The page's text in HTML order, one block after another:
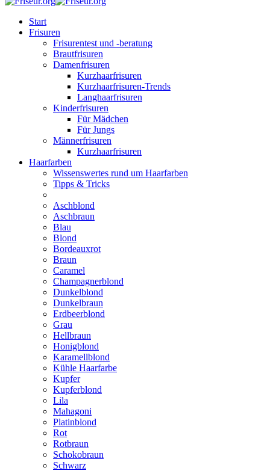
Start
Frisuren
Frisurentest und -beratung
Brautfrisuren
Damenfrisuren
Kurzhaarfrisuren
Kurzhaarfrisuren-Trends
Langhaarfrisuren
Kinderfrisuren
Für Mädchen
Für Jungs
Männerfrisuren
Kurzhaarfrisuren
Haarfarben
Wissenswertes rund um Haarfarben
Tipps & Tricks
Aschblond
Aschbraun
Blau
Blond
Bordeauxrot
Braun
Caramel
Champagnerblond
Dunkelblond
Dunkelbraun
Erdbeerblond
Grau
Hellbraun
Honigblond
Karamellblond
Kühle Haarfarbe
Kupfer
Kupferblond
Lila
Mahagoni
Platinblond
Rot
Rotbraun
Schokobraun
Schwarz